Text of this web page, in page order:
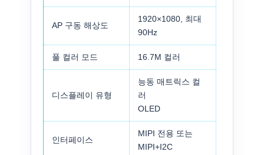
AP 구동 해상도
1920×1080, 최대
90Hz
풀 컬러 모드 16.7M 컬러
디스플레이 유형
능동 매트릭스 컬
러
OLED
인터페이스
MIPI 전용 또는
MIPI+I2C